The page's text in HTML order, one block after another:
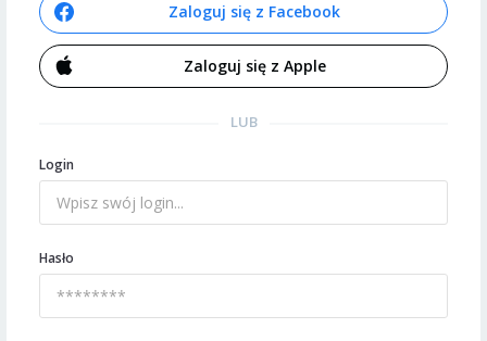
Zaloguj się z Facebook
Zaloguj się z Apple
LUB
Login
Hasło